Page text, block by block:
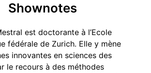
Shownotes
est doctorante à l’Ecole
fédérale de Zurich. Elle y mène
innovantes en sciences des
le recours à des méthodes